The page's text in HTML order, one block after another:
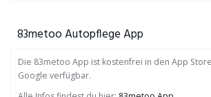
83metoo Autopflege App
Die 83metoo App ist kostenfrei in den App
Google verfügbar.